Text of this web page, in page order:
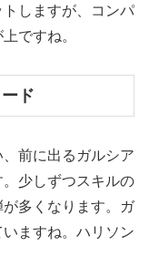
しますが、コンパ
ですね。
ド
前に出るガルシア
少しずつスキルの
多くなります。ガ
ますね。ハリソン